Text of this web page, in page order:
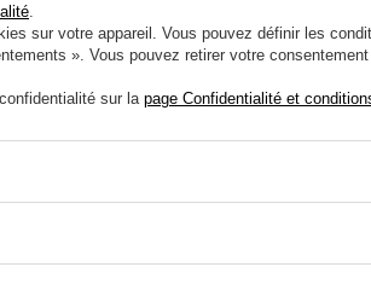
.
sur votre appareil. Vous pouvez définir les
». Vous pouvez retirer votre
sur lapage Confidentialité et